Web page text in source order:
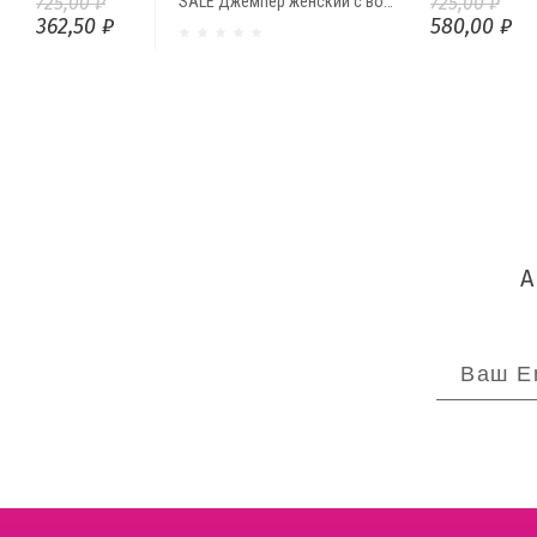
362,50 ₽ 580,00 ₽